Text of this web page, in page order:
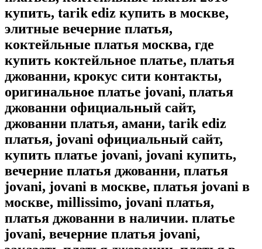
купить, tarik ediz купить в москве,
элитные вечерние платья,
коктейльные платья москва, где
купить коктейльное платье, платья
джованни, крокус сити контакты,
оригинальное платье jovani, платья
джованни официальный сайт,
джованни платья, амани, tarik ediz
платья, jovani официальный сайт,
купить платье jovani, jovani купить,
вечерние платья джованни, платья
jovani, jovani в москве, платья jovani в
москве, millissimo, jovani платья,
платья джованни в наличии. платье
jovani, вечерние платья jovani,